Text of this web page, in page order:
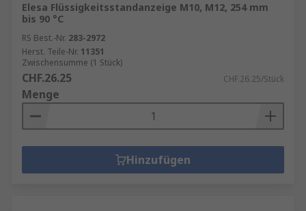
Elesa Flüssigkeitsstandanzeige M10, M12, 254 mm
bis 90 °C
RS Best.-Nr. 283-2972
Herst. Teile-Nr. 11351
Zwischensumme (1 Stück)
CHF.26.25 CHF.26.25/Stück
Menge
Hinzufügen